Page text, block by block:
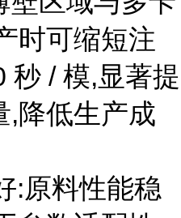
时可缩短注
秒 / 模,显著提
,降低生产成
:原料性能稳